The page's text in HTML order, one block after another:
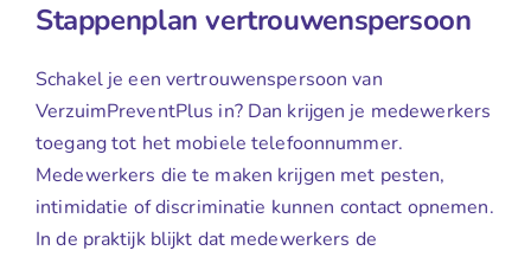
Stappenplan vertrouwenspersoon
Schakel je een vertrouwenspersoon van
VerzuimPreventPlus in? Dan krijgen je medewerkers
toegang tot het mobiele telefoonnummer.
Medewerkers die te maken krijgen met pesten,
intimidatie of discriminatie kunnen contact opnemen.
In de praktijk blijkt dat medewerkers de